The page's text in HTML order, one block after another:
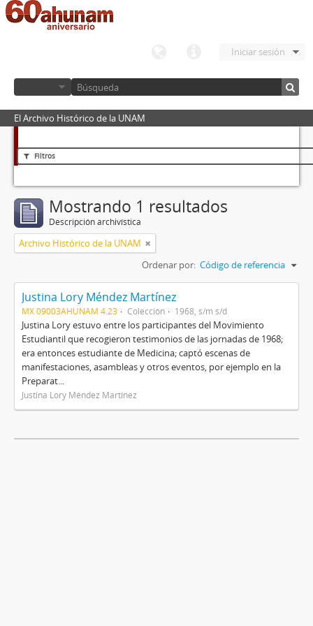
Iniciar sesión
El Archivo Histórico de la UNAM
Filtros
Mostrando 1 resultados
Descripción archivística
Archivo Histórico de la UNAM
Ordenar por: Código de referencia
Justina Lory Méndez Martínez
MX 09003AHUNAM 4.23 Colección 1968, s/m s/d
Justina Lory estuvo entre los participantes del Movimiento
Estudiantil que recogieron testimonios de las jornadas de 1968;
era entonces estudiante de Medicina; captó escenas de
manifestaciones, asambleas y otros eventos, por ejemplo en la
Preparat...
Justina Lory Méndez Martínez